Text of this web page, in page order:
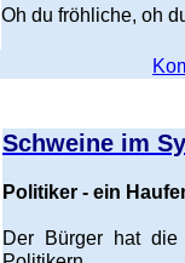
Oh du fröhliche, oh
Schweine im
Politiker - ein
Der Bürger hat